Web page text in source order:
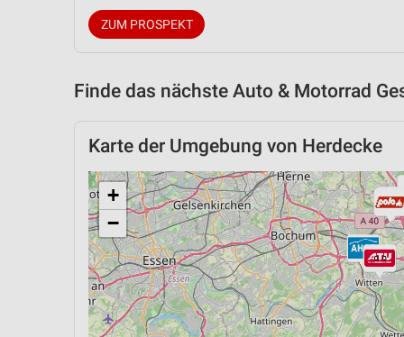
ZUM PROSPEKT
Finde das nächste Auto & Motorrad
Karte der Umgebung von Herdecke
+
−